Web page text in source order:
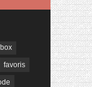
favoris